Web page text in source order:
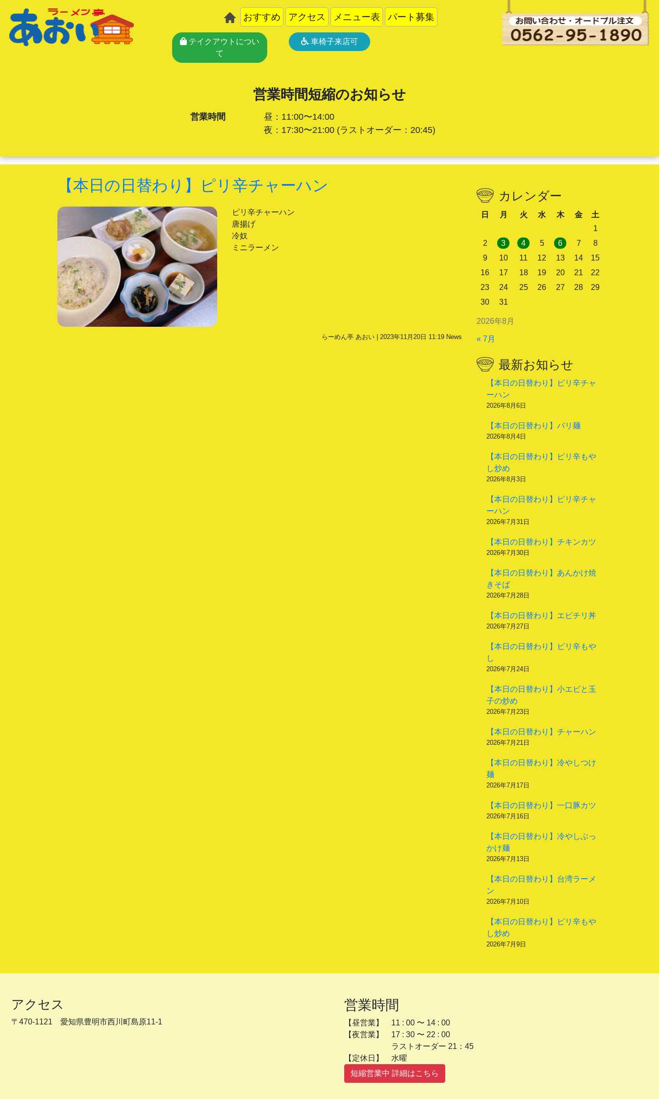
おすすめ アクセス メニュー表 パート募集
テイクアウトについ
て
車椅子来店可
営業時間短縮のお知らせ
営業時間
昼：11:00〜14:00
夜：17:30〜21:00(ラストオーダー：20:45)
【本日の日替わり】ピリ辛チャーハン
ピリ辛チャーハン
唐揚げ
冷奴
ミニラーメン
らーめん亭 あおい | 2023年11月20日 11:19 News
カレンダー
2026年8月
日 月 火 水 木 金
土
1
2
3 4 5 6 7
8
9
10 11 12 13 14
15
16
17 18 19 20 21
22
23
24 25 26 27 28
29
30
31
« 7月
最新お知らせ
【本日の日替わり】ピリ辛チャ
ーハン
2026年8月6日
【本日の日替わり】バリ麺
2026年8月4日
【本日の日替わり】ピリ辛もや
し炒め
2026年8月3日
【本日の日替わり】ピリ辛チャ
ーハン
2026年7月31日
【本日の日替わり】チキンカツ
2026年7月30日
【本日の日替わり】あんかけ焼
きそば
2026年7月28日
【本日の日替わり】エビチリ丼
2026年7月27日
【本日の日替わり】ピリ辛もや
し
2026年7月24日
【本日の日替わり】小エビと玉
子の炒め
2026年7月23日
【本日の日替わり】チャーハン
2026年7月21日
【本日の日替わり】冷やしつけ
麺
2026年7月17日
【本日の日替わり】一口豚カツ
2026年7月16日
【本日の日替わり】冷やしぶっ
かけ麺
2026年7月13日
【本日の日替わり】台湾ラーメ
ン
2026年7月10日
【本日の日替わり】ピリ辛もや
し炒め
2026年7月9日
アクセス
〒470-1121 愛知県豊明市西川町島原11-1
営業時間
【昼営業】 11 : 00 〜 14 : 00
【夜営業】 17 : 30 〜 22 : 00
ラストオーダー 21：45
【定休日】 水曜
短縮営業中 詳細はこちら